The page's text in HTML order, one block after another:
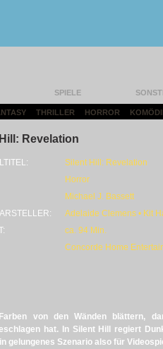
SPIELE
THRILLER HORROR
Revelation
Silent Hill: Revelation
Horror
Michael J. Bassett
Adelaide Clemens • Kit
ca. 94 Min.
Concorde Home
von den Wänden blättern,
hat. In Silent Hill regiert
gelungenes Szenario also für